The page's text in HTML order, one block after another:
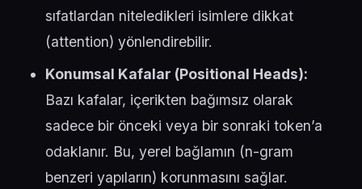
sıfatlardan niteledikleri isimlere dikkat
(attention) yönlendirebilir.
Konumsal Kafalar (Positional Heads):
Bazı kafalar, içerikten bağımsız olarak
sadece bir önceki veya bir sonraki token’a
odaklanır. Bu, yerel bağlamın (n-gram
benzeri yapıların) korunmasını sağlar.